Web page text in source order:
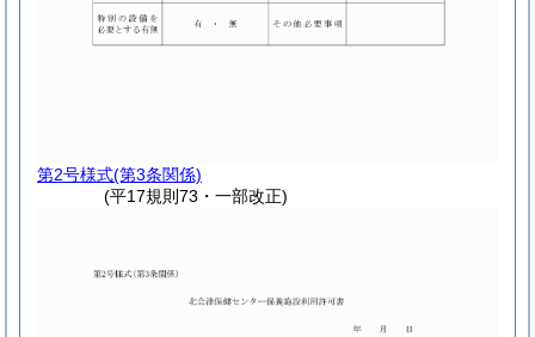
第2号様式(第3条関係)
(平17規則73・一部改正)